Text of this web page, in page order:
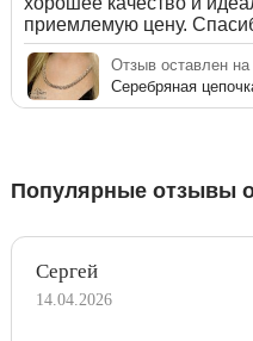
приемлемую цену.
Отзыв оставлен на
Серебряная
Популярные отзывы
Сергей
14.04.2026